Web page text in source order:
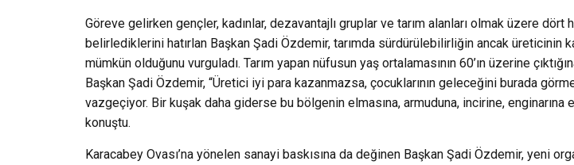
Göreve gelirken gençler, kadınlar, dezavantajlı gruplar ve tarım alanları olmak üzere dört
belirlediklerini hatırlan Başkan Şadi Özdemir, tarımda sürdürülebilirliğin ancak üreticinin
mümkün olduğunu vurguladı. Tarım yapan nüfusun yaş ortalamasının 60’ın üzerine
Başkan Şadi Özdemir, “Üretici iyi para kazanmazsa, çocuklarının geleceğini burada
vazgeçiyor. Bir kuşak daha giderse bu bölgenin elmasına, armuduna, incirine,
konuştu.
Karacabey Ovası’na yönelen sanayi baskısına da değinen Başkan Şadi Özdemir, yeni